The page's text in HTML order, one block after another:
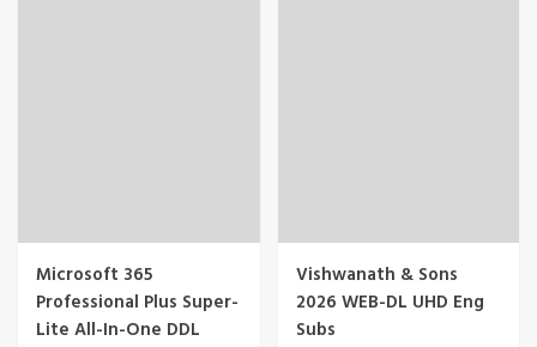
Microsoft 365
Professional Plus Super-
Lite All-In-One DDL
Vishwanath & Sons
2026 WEB-DL UHD Eng
Subs